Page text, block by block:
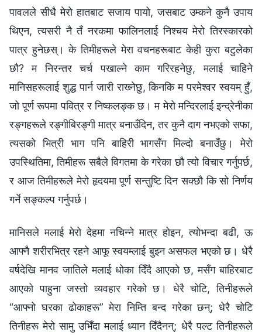
पावलले सीधै मेरो हातबाट सजाय पायो, जसबाट उम्कने कुनै उपाय
थिएन, त्यसरी नै तँ नरकमा फालिनलाई निश्चय मेरो तिरस्कारको
पात्र हुनेछस्। के तिमीहरूले मेरा वचनहरूबाट केही कुरा बटुलेका
छौ? म निरन्तर चर्च पखाल्ने काम गरिरहनेछु, मलाई चाहिने
मानिसहरूलाई शुद्ध पार्न जारी राख्‍नेछु, किनकि म परमेश्‍वर स्वयम् हुँ,
जो पूर्ण रूपमा पवित्र र निष्कलङ्क छ। म मेरो मन्दिरलाई इन्द्रेनीका
रङ्गहरूले रङ्गीबिरङ्गी मात्र बनाउँदिन, तर कुनै दाग नभएको सफा,
त्यसको भित्री भाग पनि बाहिरी भागसँग मिल्दो बनाउँछु। मेरो
उपस्थितिमा, तिमीहरू सबैले विगतमा के गरेका छौ त्यो विचार गर्नुपर्छ,
र आज तिमीहरूले मेरो हृदयमा पूर्ण सन्तुष्टि दिन सक्छौ कि सो निर्णय
गर्ने सङ्कल्प गर्नुपर्छ।
मानिसले मलाई मेरो देहमा नचिन्‍ने मात्र होइन, त्योभन्दा बढी, ऊ
आफ्नै शरीरभित्र रहने आफू स्वयम्लाई बुझ्न असफल भएको छ। धेरै
वर्षदेखि मानव जातिले मलाई धोका दिँदै आएको छ, मसँग बाहिरबाट
आएको पाहुना जस्तो व्यवहार गरेको छ। धेरै चोटि, तिनीहरूले
“आफ्नो घरका ढोकाहरू” मेरा निम्ति बन्द गरेका छन्; धेरै चोटि
तिनीहरू मेरो सामु उभिँदा मलाई ध्यान दिँदैनन्; धेरै पल्ट तिनीहरूले